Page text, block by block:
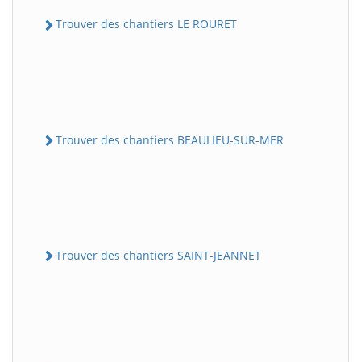
Trouver des chantiers LE ROURET
Trouver des chantiers BEAULIEU-SUR-MER
Trouver des chantiers SAINT-JEANNET